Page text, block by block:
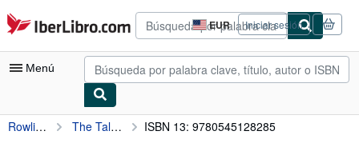
Pasar al contenido principal
IberLibro.com EUR
Preferencias
de
compra
del
Iniciar sesión
Menú
Mi cuenta
Rowling, J. K. The Tales of Beedle the Bard: A Wizarding Classic from the World of Harry Potter ISBN 13: 9780545128285